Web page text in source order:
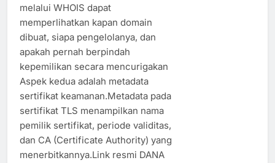
melalui WHOIS dapat
memperlihatkan kapan domain
dibuat, siapa pengelolanya, dan
apakah pernah berpindah
kepemilikan secara mencurigakan
Aspek kedua adalah metadata
sertifikat keamanan.Metadata pada
sertifikat TLS menampilkan nama
pemilik sertifikat, periode validitas,
dan CA (Certificate Authority) yang
menerbitkannya.Link resmi DANA